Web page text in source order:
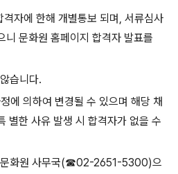
자에 한해 개별통보 되며, 서류심사
니 문화원 홈페이지 합격자 발표를
습니다.
에 의하여 변경될 수 있으며 해당 채
별한 사유 발생 시 합격자가 없을 수
화원 사무국(☎02-2651-5300)으